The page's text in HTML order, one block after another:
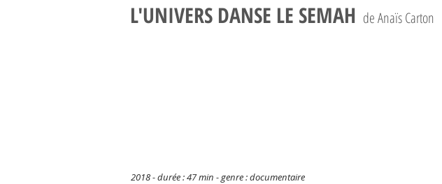
L'UNIVERS DANSE LE SEMAH de Anaïs Carton
2018 - durée : 47 min - genre : documentaire